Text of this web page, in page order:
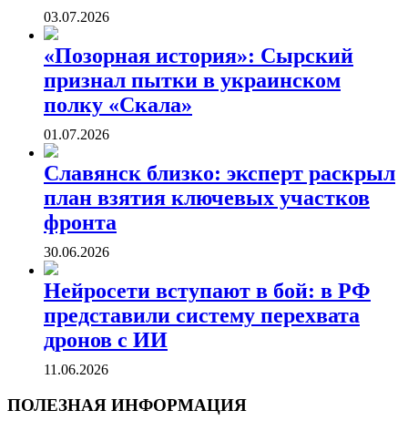
03.07.2026
«Позорная история»: Сырский
признал пытки в украинском
полку «Скала»
01.07.2026
Славянск близко: эксперт раскрыл
план взятия ключевых участков
фронта
30.06.2026
Нейросети вступают в бой: в РФ
представили систему перехвата
дронов с ИИ
11.06.2026
ПОЛЕЗНАЯ ИНФОРМАЦИЯ